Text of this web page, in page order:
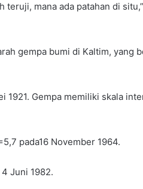
mana ada patahan di
gempa bumi di Kaltim, yang
1921. Gempa memiliki skala
pada16 November 1964.
Juni 1982.